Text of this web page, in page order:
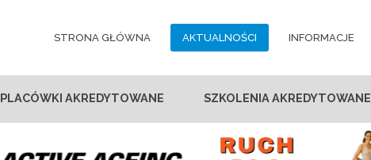
STRONA GŁÓWNA AKTUALNOŚCI INFORMACJE
PLACÓWKI AKREDYTOWANE SZKOLENIA AKREDYTOWANE